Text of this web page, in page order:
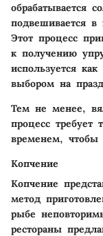
обрабатывается
подвешивается
Этот процесс
к получению
используется
выбором на
Тем не менее,
процесс требует
временем, чтобы
Копчение
Копчение
метод
рыбе
рестораны